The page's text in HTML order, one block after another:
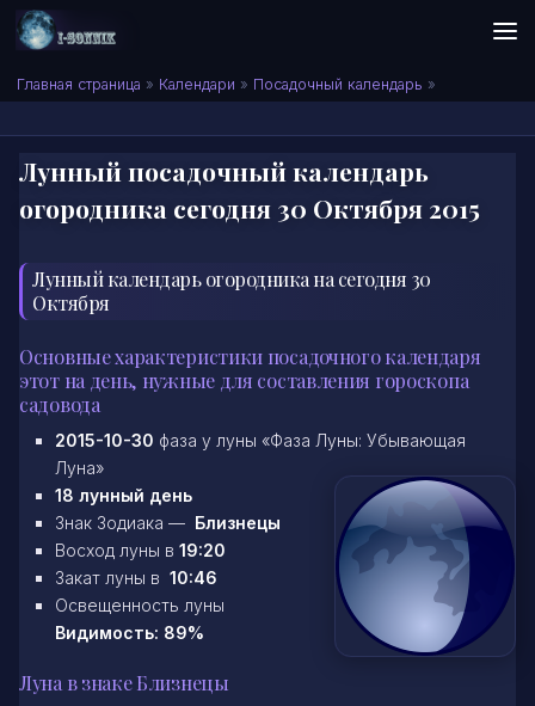
Skip to content
Сонник I-SONNIK.COM
Главная страница » Календари » Посадочный календарь »
Лунный посадочный календарь
огородника сегодня 30 Октября 2015
Лунный календарь огородника на сегодня 30
Октября
Основные характеристики посадочного календаря
этот на день, нужные для составления гороскопа
садовода
2015-10-30 фаза у луны «Фаза Луны: Убывающая
Луна»
18 лунный день
Знак Зодиака — Близнецы
Восход луны в 19:20
Закат луны в 10:46
Освещенность луны
Видимость: 89%
Луна в знаке Близнецы